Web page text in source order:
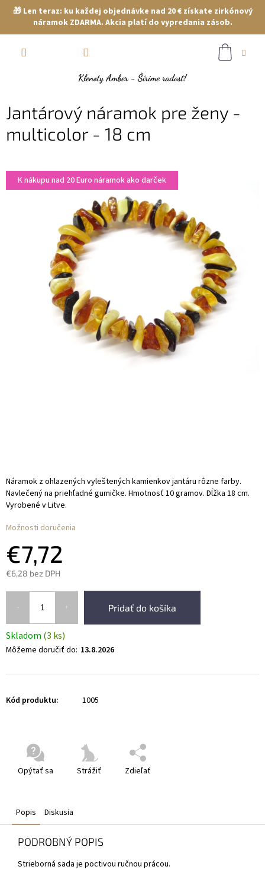
🎁 Len teraz: ku každej objednávke nad 20 € získate zirkónový
náramok ZDARMA. Akcia platí do vypredania zásob.
Jantárový náramok pre ženy -
multicolor - 18 cm
K nákupu nad 20 Euro náramok ako darček
€7,72
€6,28 bez DPH
Pridať do košíka
Skladom (3 ks)
Môžeme doručiť do: 13.8.2026
Možnosti doručenia
Náramok z ohlazených vyleštených kamienkov jantáru rôzne farby.
Navlečený na priehľadné gumičke. Hmotnosť 10 gramov. Dĺžka 18 cm.
Vyrobené v Litve.
Opýtať sa Strážiť Zdieľať
Kód produktu: 1005
Popis Diskusia
PODROBNÝ POPIS
Strieborná sada je poctivou ručnou prácou.